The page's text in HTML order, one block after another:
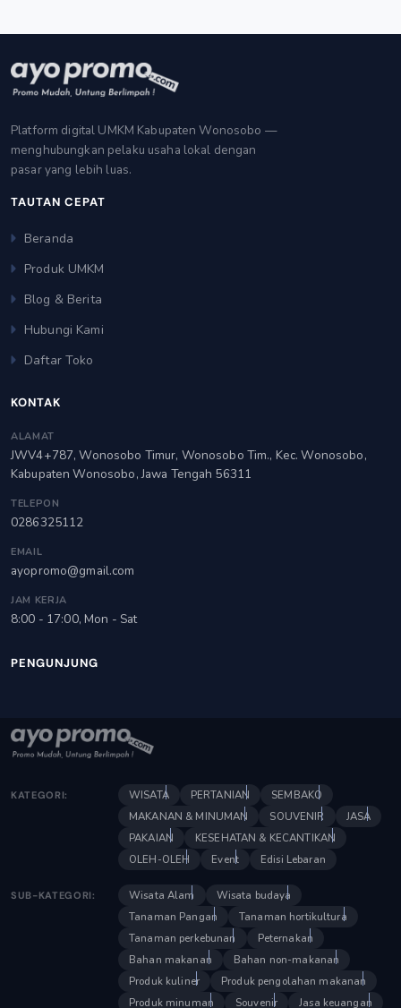
Platform digital UMKM Kabupaten Wonosobo —
menghubungkan pelaku usaha lokal dengan
pasar yang lebih luas.
TAUTAN CEPAT
Beranda
Produk UMKM
Blog & Berita
Hubungi Kami
Daftar Toko
KONTAK
ALAMAT
JWV4+787, Wonosobo Timur, Wonosobo Tim., Kec. Wonosobo,
Kabupaten Wonosobo, Jawa Tengah 56311
TELEPON
0286325112
EMAIL
ayopromo@gmail.com
JAM KERJA
8:00 - 17:00, Mon - Sat
PENGUNJUNG
KATEGORI: WISATA PERTANIAN
SEMBAKO
MAKANAN & MINUMAN
SOUVENIR
JASA
PAKAIAN
KESEHATAN & KECANTIKAN
OLEH-OLEH
Event Edisi Lebaran
SUB-KATEGORI: Wisata Alam
Wisata budaya
Tanaman Pangan
Tanaman hortikultura
Tanaman perkebunan
Peternakan
Bahan makanan
Bahan non-makanan
Produk kuliner
Produk pengolahan makanan
Produk minuman
Souvenir Jasa keuangan